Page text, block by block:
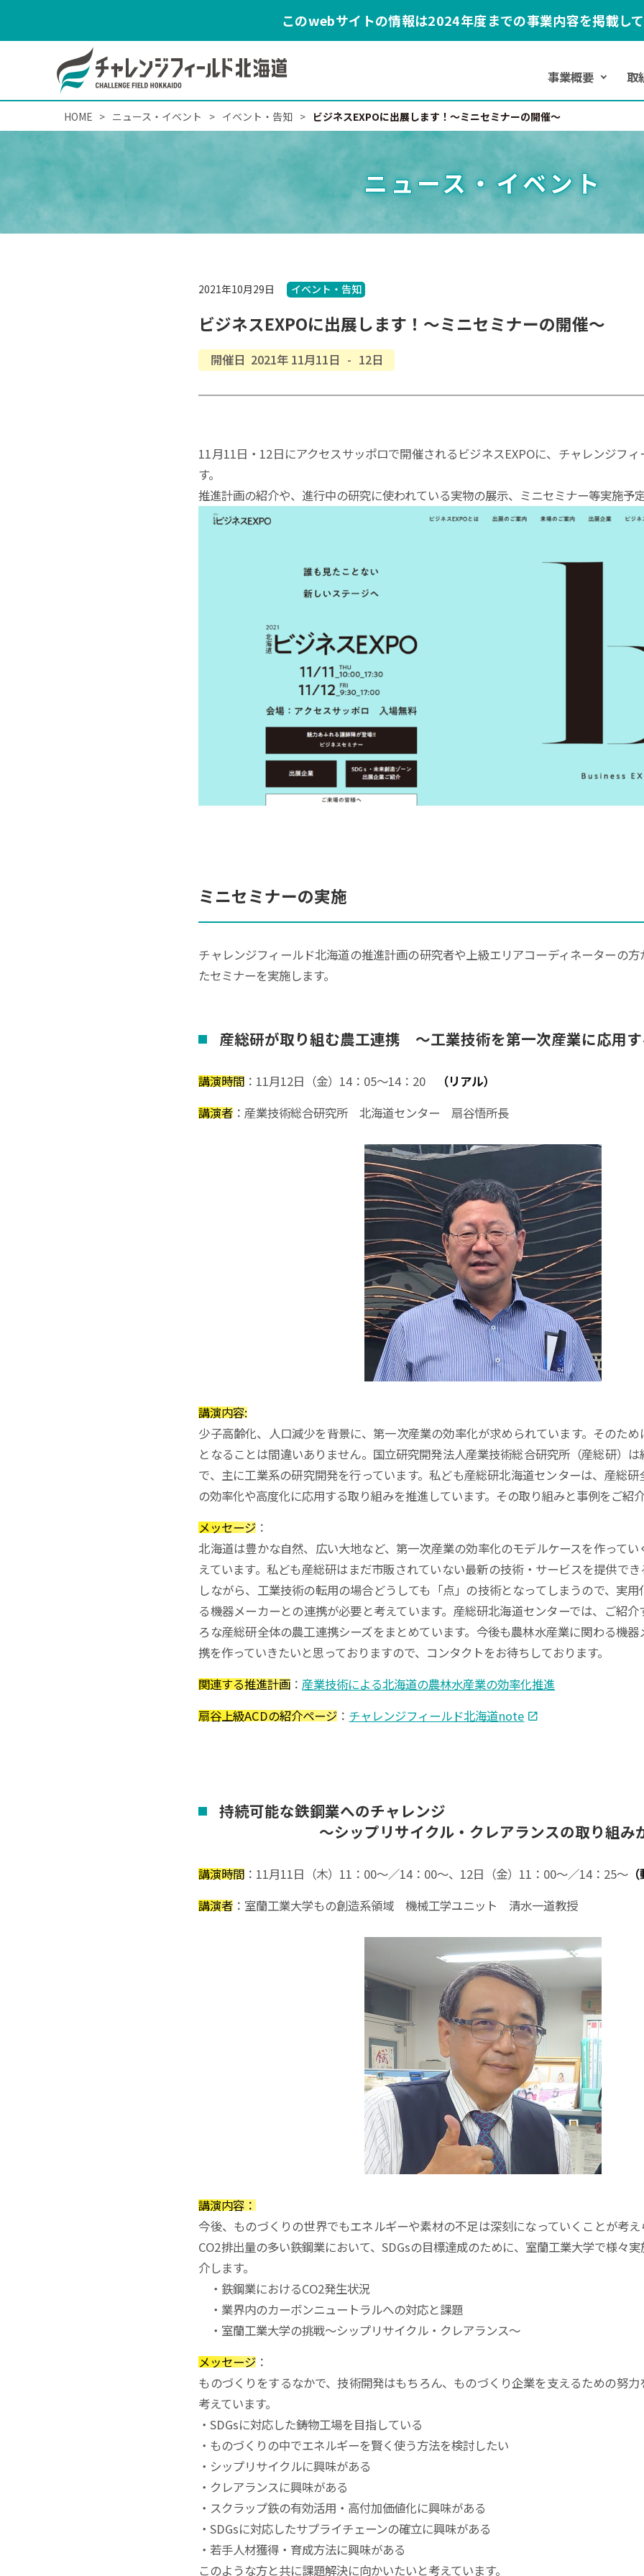
このwebサイトの情報は2024年度までの事業内容を掲載し
事業概要 取
HOME > ニュース・イベント > イベント・告知 > ビジネスEXPOに出展します！～ミニセミナーの開催～
ニュース・イベント
2021年10月29日 イベント・告知
ビジネスEXPOに出展します！ ～ミニセミナーの開催～
開催日 2021年 11月11日 - 12日
11月11日・12日にアクセスサッポロで開催されるビジネスEXPOに、チャレンジフ
す。
推進計画の紹介や、進行中の研究に使われている実物の展示、ミニセミナー等実施予定
ミニセミナーの実施
チャレンジフィールド北海道の推進計画の研究者や上級エリアコーディネーターの
たセミナーを実施します。
産総研が取り組む農工連携 ～工業技術を第一次産業に応用
講演時間 ：11月12日（金）14：05～14：20
（リアル）
講演者 ：産業技術総合研究所 北海道センター 扇谷悟所長
講演内容:
少子高齢化、人口減少を背景に、第一次産業の効率化が求められています。そのた
となることは間違いありません。国立研究開発法人産業技術総合研究所（産総研）
で、主に工業系の研究開発を行っています。私ども産総研北海道センターは、産総
の効率化や高度化に応用する取り組みを推進しています。その取り組みと事例をご紹介
メッセージ ：
北海道は豊かな自然、広い大地など、第一次産業の効率化のモデルケースを作って
えています。私ども産総研はまだ市販されていない最新の技術・サービスを提供で
しながら、工業技術の転用の場合どうしても「点」の技術となってしまうので、実
る機器メーカーとの連携が必要と考えています。産総研北海道センターでは、ご紹
ろな産総研全体の農工連携シーズをまとめています。今後も農林水産業に関わる機
携を作っていきたいと思っておりますので、コンタクトをお待ちしております。
関連する推進計画 ：産業技術による北海道の農林水産業の効率化推進
扇谷上級ACDの紹介ページ ： チャレンジフィールド北海道note
持続可能な鉄鋼業へのチャレンジ
～シップリサイクル・ クレアランスの取り組み
講演時間 ：11月11日（木）11：00～／14：00～、12日（金）11：00～／14：25～
講演者 ：室蘭工業大学もの創造系領域 機械工学ユニット 清水一道教授
講演内容：
今後、ものづくりの世界でもエネルギーや素材の不足は深刻になっていくことが考
CO2排出量の多い鉄鋼業において、SDGsの目標達成のために、室蘭工業大学で様々
介します。
・鉄鋼業におけるCO2発生状況
・業界内のカーボンニュートラルへの対応と課題
・室蘭工業大学の挑戦～シップリサイクル・クレアランス～
メッセージ ：
ものづくりをするなかで、技術開発はもちろん、ものづくり企業を支えるための努
考えています。
・SDGsに対応した鋳物工場を目指している
・ものづくりの中でエネルギーを賢く使う方法を検討したい
・シップリサイクルに興味がある
・クレアランスに興味がある
・スクラップ鉄の有効活用・高付加価値化に興味がある
・SDGsに対応したサプライチェーンの確立に興味がある
・若手人材獲得・育成方法に興味がある
このような方と共に課題解決に向かいたいと考えています。